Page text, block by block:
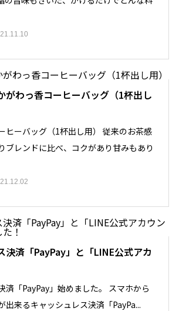
がわっ香コーヒーバッグ（1杯出し
ヒーバッグ（1杯出し用） 従来のお茶感
ブレンドに比べ、コクがあり甘みもあり
決済「PayPay」と「LINE公式アカ
済「PayPay」始めました。 スマホから
出来るキャッシュレス決済「PayPa...